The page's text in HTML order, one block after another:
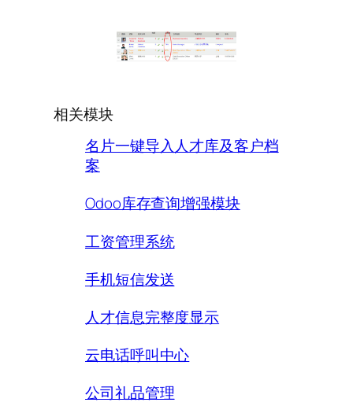
相关模块
名片一键导入人才库及客户档
案
Odoo库存查询增强模块
工资管理系统
手机短信发送
人才信息完整度显示
云电话呼叫中心
公司礼品管理